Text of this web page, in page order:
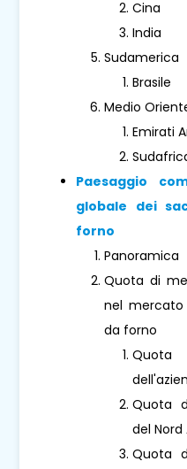
Cina
India
Sudamerica
Brasile
Medio
Emirati
Paesaggio
globale dei
forno
Panoramica
Quota di
nel mercato
da forno
Quota
del
Quota